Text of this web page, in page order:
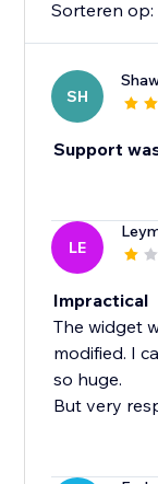
Sorteren op:
SH
Support
LE
Impractical
The widget
modified. I
so huge.
But very